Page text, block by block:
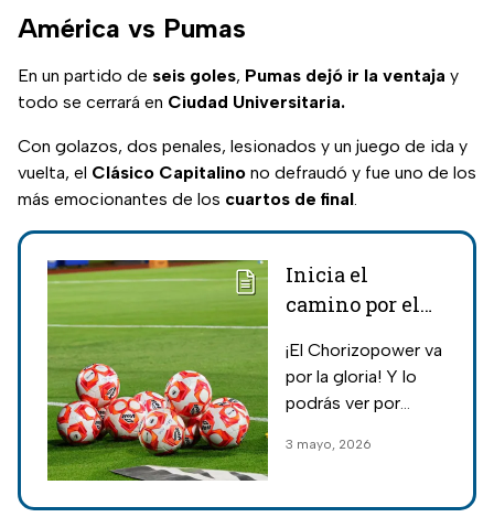
América vs Pumas
En un partido de seis goles, Pumas dejó ir la ventaja y
todo se cerrará en Ciudad Universitaria.
Con golazos, dos penales, lesionados y un juego de ida y
vuelta, el Clásico Capitalino no defraudó y fue uno de los
más emocionantes de los cuartos de final.
Inicia el
camino por el
Hora y dónde
ver el Toluca vs
Liga MX
¡El Chorizopower va
por la gloria! Y lo
podrás ver por
con los mejores
conoce todos los
3 mayo, 2026